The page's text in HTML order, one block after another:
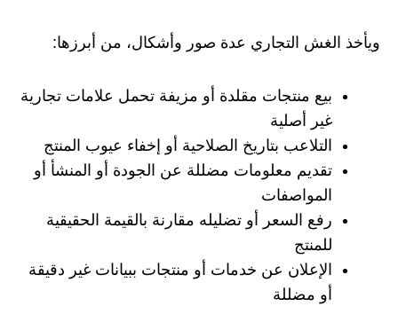
ويأخذ الغش التجاري عدة صور وأشكال، من أبرزها:
بيع منتجات مقلدة أو مزيفة تحمل علامات تجارية
غير أصلية
التلاعب بتاريخ الصلاحية أو إخفاء عيوب المنتج
تقديم معلومات مضللة عن الجودة أو المنشأ أو
المواصفات
رفع السعر أو تضليله مقارنة بالقيمة الحقيقية
للمنتج
الإعلان عن خدمات أو منتجات ببيانات غير دقيقة
أو مضللة